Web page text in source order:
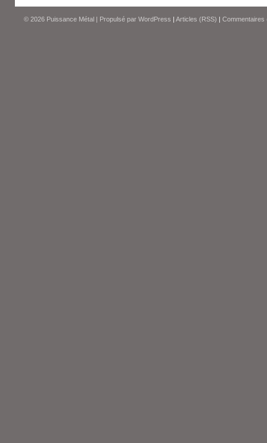
© 2026 Puissance Métal | Propulsé par WordPress | Articles (RSS) | Commentaires